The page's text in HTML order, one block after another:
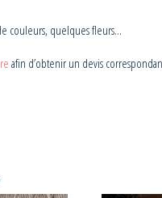
couleurs, quelques fleurs…
afin d’obtenir un devis